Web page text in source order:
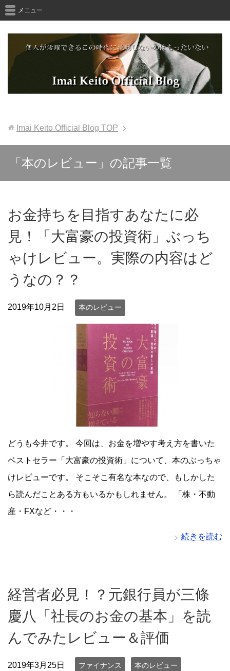
メニュー
Imai Keito Official Blog TOP
「本のレビュー」の記事一覧
お金持ちを目指すあなたに必
見！「大富豪の投資術」ぶっち
ゃけレビュー。実際の内容はど
うなの？？
2019年10月2日 本のレビュー
どうも今井です。 今回は、お金を増やす考え方を書いた
ベストセラー「大富豪の投資術」について、本のぶっちゃ
けレビューです。 そこそこ有名な本なので、もしかした
ら読んだことある方もいるかもしれません。 「株・不動
産・FXなど・・・
続きを読む
経営者必見！？元銀行員が三條
慶八「社長のお金の基本」を読
んでみたレビュー＆評価
2019年3月25日 ファイナンス 本のレビュー